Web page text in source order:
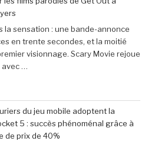
la sensation : une bande-annonce
en trente secondes, et la moitié
visionnage. Scary Movie rejoue
avec …
du jeu mobile adoptent la
5 : succès phénoménal grâce à
de prix de 40%